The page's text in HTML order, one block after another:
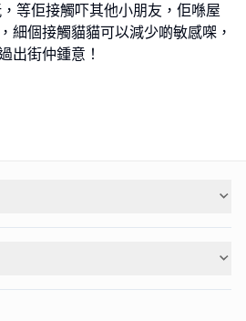
等佢接觸吓其他小朋友，佢喺屋
細個接觸貓貓可以減少啲敏感㗎，